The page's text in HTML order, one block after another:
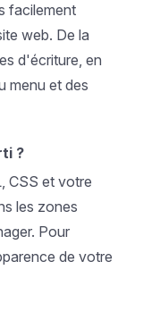
facilement
web. De la
d'écriture, en
menu et des
?
CSS et votre
les zones
Pour
de votre